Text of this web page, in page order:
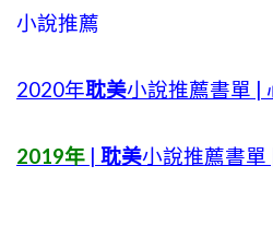
小說推薦
2020年耽美小說推薦書單 |
2019年 耽美小說推薦書單